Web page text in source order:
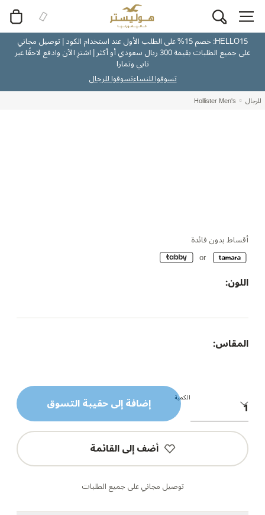
HELLO15: خصم 15% على الطلب الأول عند استخدام الكود | توصيل مجاني
على جميع الطلبات بقيمة 300 ريال سعودي أو أكثر | اشترِ الآن وادفع لاحقًا عبر
تابي وتمارا
تسوقوا للنساءتسوقوا للرجال
للرجال Hollister Men's
أقساط بدون فائدة
اللون:
المقاس:
الكمية إضافة إلى حقيبة التسوق
أضف إلى القائمة
توصيل مجاني على جميع الطلبات